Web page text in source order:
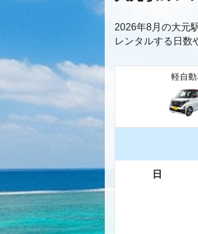
2026年8月の大元
レンタルする日数
軽自
日